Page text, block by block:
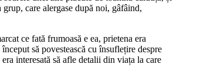
care alergase după noi, gâfâind,
ce fată frumoasă e ea, prietena era
să povestească cu însuflețire despre
interesată să afle detalii din viața la care